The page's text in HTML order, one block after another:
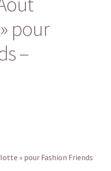
pour
–
» pour Fashion Friends